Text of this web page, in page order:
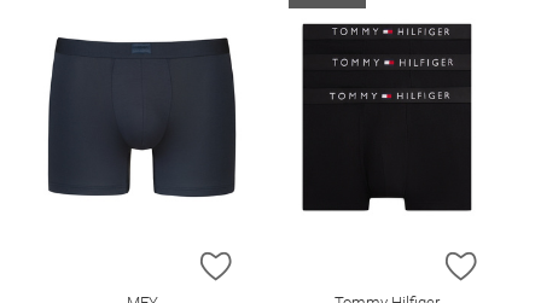
ZUR WUNSCHLISTE HINZUFÜGEN
ZUR